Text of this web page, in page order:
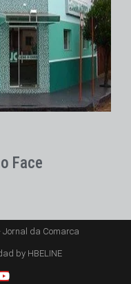
Face
Jornal da Comarca
by HBELINE